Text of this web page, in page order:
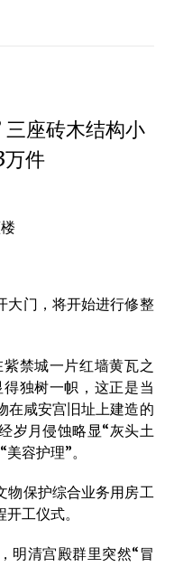
筑
会在苏州召开
筑及构件项目落户大丰港
三座砖木结构小
万件
门，将开始进行修整
禁城一片红墙黄瓦之
独树一帜，这正是当
在咸安宫旧址上建造的
岁月侵蚀略显“灰头土
容护理”。
保护综合业务用房工
工仪式。
清宫殿群里突然“冒